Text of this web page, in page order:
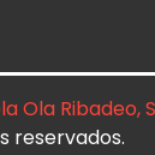
Ola Ribadeo,
reservados.